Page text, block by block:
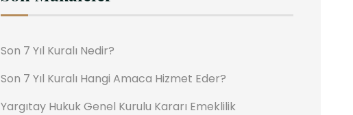
Son 7 Yıl Kuralı Nedir?
Son 7 Yıl Kuralı Hangi Amaca Hizmet Eder?
Yargıtay Hukuk Genel Kurulu Kararı Emeklilik